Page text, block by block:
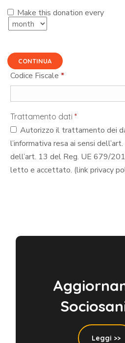
Make this donation every
CONTINUA
Codice Fiscale*
Trattamento dati*
Autorizzo il trattamento dei dati personali secondo
l’informativa resa ai sensi
dell’art. 13 del Reg. UE 679/
letto e accettato. (link privacy
Leggi >>